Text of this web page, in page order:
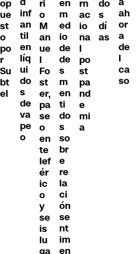
op
ue
st
o
po
r
Su
bt
el
inf
an
til
en
líq
ui
do
s
de
va
pe
o
ri
o
M
an
ue
l
Fo
st
er,
pa
se
o
en
te
lef
ér
ic
o
y
se
is
lu
ga
en
m
ed
io
de
de
s
m
en
ti
do
s
so
br
e
re
la
ci
ón
se
nt
im
en
rn
ac
io
na
l
po
st
pa
nd
e
mi
a
do
s
dí
as
ah
or
a
de
l
ca
so